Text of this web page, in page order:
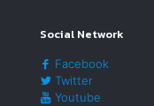
Social Network
Facebook
Twitter
Youtube